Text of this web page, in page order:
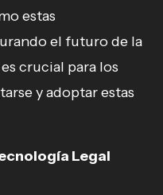
estas
el futuro de la
crucial para los
y adoptar estas
Legal